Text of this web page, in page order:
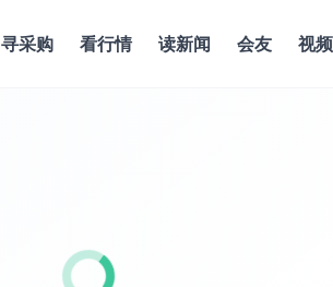
寻采购 看行情 读新闻 会友 视频